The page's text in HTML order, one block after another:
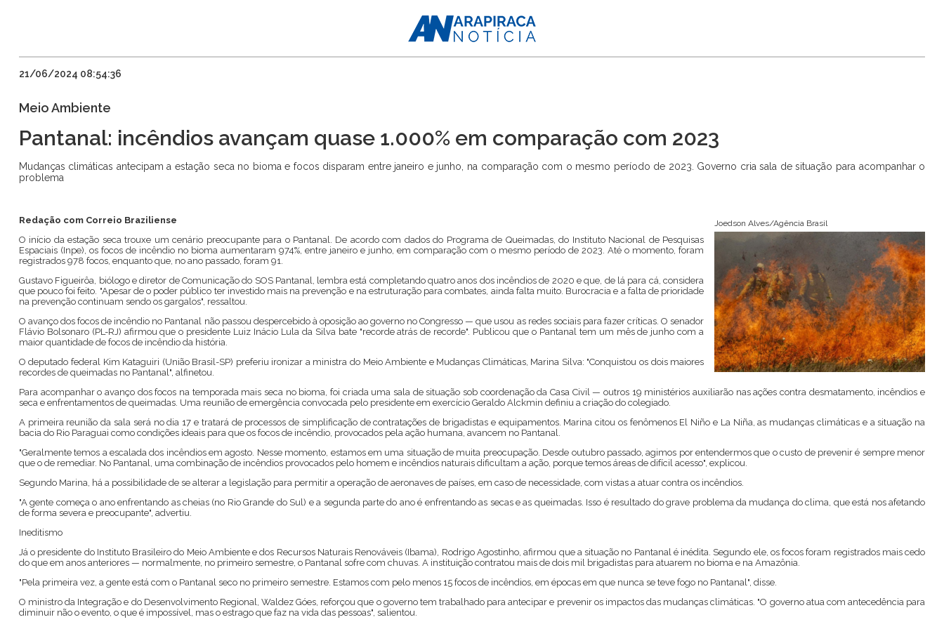
21/06/2024 08:54:36
Meio Ambiente
Pantanal: incêndios avançam quase 1.000% em comparação com 2023
Mudanças climáticas antecipam a estação seca no bioma e focos disparam entre janeiro e junho, na comparação com o mesmo período de 2023. Governo cria sala de situação para acompanhar o
problema
Joedson Alves/Agência Brasil
Redação com Correio Braziliense
O início da estação seca trouxe um cenário preocupante para o Pantanal. De acordo com dados do Programa de Queimadas, do Instituto Nacional de Pesquisas
Espaciais (Inpe), os focos de incêndio no bioma aumentaram 974%, entre janeiro e junho, em comparação com o mesmo período de 2023. Até o momento, foram
registrados 978 focos, enquanto que, no ano passado, foram 91.
Gustavo Figueirôa, biólogo e diretor de Comunicação do SOS Pantanal, lembra está completando quatro anos dos incêndios de 2020 e que, de lá para cá, considera
que pouco foi feito. "Apesar de o poder público ter investido mais na prevenção e na estruturação para combates, ainda falta muito. Burocracia e a falta de prioridade
na prevenção continuam sendo os gargalos", ressaltou.
O avanço dos focos de incêndio no Pantanal não passou despercebido à oposição ao governo no Congresso — que usou as redes sociais para fazer críticas. O senador
Flávio Bolsonaro (PL-RJ) afirmou que o presidente Luiz Inácio Lula da Silva bate "recorde atrás de recorde". Publicou que o Pantanal tem um mês de junho com a
maior quantidade de focos de incêndio da história.
O deputado federal Kim Kataguiri (União Brasil-SP) preferiu ironizar a ministra do Meio Ambiente e Mudanças Climáticas, Marina Silva: "Conquistou os dois maiores
recordes de queimadas no Pantanal", alfinetou.
Para acompanhar o avanço dos focos na temporada mais seca no bioma, foi criada uma sala de situação sob coordenação da Casa Civil — outros 19 ministérios auxiliarão nas ações contra desmatamento, incêndios e
seca e enfrentamentos de queimadas. Uma reunião de emergência convocada pelo presidente em exercício Geraldo Alckmin definiu a criação do colegiado.
A primeira reunião da sala será no dia 17 e tratará de processos de simplificação de contratações de brigadistas e equipamentos. Marina citou os fenômenos El Niño e La Niña, as mudanças climáticas e a situação na
bacia do Rio Paraguai como condições ideais para que os focos de incêndio, provocados pela ação humana, avancem no Pantanal.
"Geralmente temos a escalada dos incêndios em agosto. Nesse momento, estamos em uma situação de muita preocupação. Desde outubro passado, agimos por entendermos que o custo de prevenir é sempre menor
que o de remediar. No Pantanal, uma combinação de incêndios provocados pelo homem e incêndios naturais dificultam a ação, porque temos áreas de difícil acesso", explicou.
Segundo Marina, há a possibilidade de se alterar a legislação para permitir a operação de aeronaves de países, em caso de necessidade, com vistas a atuar contra os incêndios.
"A gente começa o ano enfrentando as cheias (no Rio Grande do Sul) e a segunda parte do ano é enfrentando as secas e as queimadas. Isso é resultado do grave problema da mudança do clima, que está nos afetando
de forma severa e preocupante", advertiu.
Ineditismo
Já o presidente do Instituto Brasileiro do Meio Ambiente e dos Recursos Naturais Renováveis (Ibama), Rodrigo Agostinho, afirmou que a situação no Pantanal é inédita. Segundo ele, os focos foram registrados mais cedo
do que em anos anteriores — normalmente, no primeiro semestre, o Pantanal sofre com chuvas. A instituição contratou mais de dois mil brigadistas para atuarem no bioma e na Amazônia.
"Pela primeira vez, a gente está com o Pantanal seco no primeiro semestre. Estamos com pelo menos 15 focos de incêndios, em épocas em que nunca se teve fogo no Pantanal", disse.
O ministro da Integração e do Desenvolvimento Regional, Waldez Góes, reforçou que o governo tem trabalhado para antecipar e prevenir os impactos das mudanças climáticas. "O governo atua com antecedência para
diminuir não o evento, o que é impossível, mas o estrago que faz na vida das pessoas", salientou.